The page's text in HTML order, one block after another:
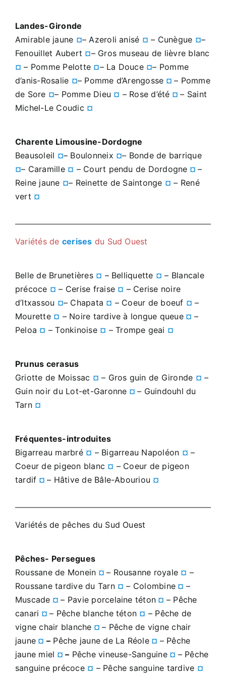
Landes-Gironde
Amirable jaune ¤– Azeroli anisé ¤ – Cunègue ¤–
Fenouillet Aubert ¤– Gros museau de lièvre blanc
¤ – Pomme Pelotte ¤– La Douce ¤– Pomme
d’anis-Rosalie ¤– Pomme d’Arengosse ¤– Pomme
de Sore ¤– Pomme Dieu ¤ – Rose d’été ¤– Saint
Michel-Le Coudic ¤
Charente Limousine-Dordogne
Beausoleil ¤– Boulonneix ¤– Bonde de barrique
¤– Caramille ¤ – Court pendu de Dordogne ¤–
Reine jaune ¤– Reinette de Saintonge ¤ – René
vert ¤
Variétés de cerises du Sud Ouest
Belle de Brunetières ¤ – Belliquette ¤ – Blancale
précoce ¤ – Cerise fraise ¤ – Cerise noire
d’Itxassou ¤– Chapata ¤ – Coeur de boeuf ¤ –
Mourette ¤ – Noire tardive à longue queue¤ –
Peloa ¤ – Tonkinoise ¤ – Trompe geai ¤
Prunus cerasus
Griotte de Moissac ¤ – Gros guin de Gironde ¤ –
Guin noir du Lot-et-Garonne ¤– Guindouhl du
Tarn ¤
Fréquentes-introduites
Bigarreau marbré ¤ – Bigarreau Napoléon ¤ –
Coeur de pigeon blanc ¤ – Coeur de pigeon
tardif ¤– Hâtive de Bâle-Abouriou ¤
Variétés de pêches du Sud Ouest
Pêches- Persegues
Roussane de Monein ¤– Rousanne royale ¤ –
Roussane tardive du Tarn ¤ – Colombine ¤ –
Muscade ¤– Pavie porcelaine téton ¤ – Pêche
canari ¤– Pêche blanche téton ¤ – Pêche de
vigne chair blanche ¤– Pêche de vigne chair
jaune ¤ – Pêche jaune de La Réole¤ – Pêche
jaune miel ¤ – Pêche vineuse-Sanguine¤ – Pêche
sanguine précoce ¤ – Pêche sanguine tardive ¤